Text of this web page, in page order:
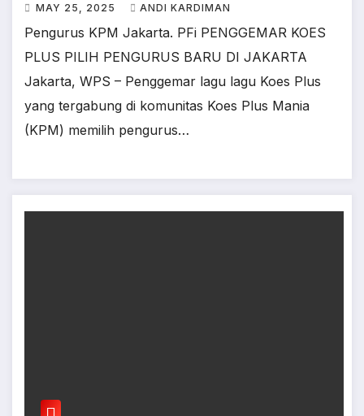
MAY 25, 2025 ANDI KARDIMAN
Pengurus KPM Jakarta. PFi PENGGEMAR KOES
PLUS PILIH PENGURUS BARU DI JAKARTA
Jakarta, WPS – Penggemar lagu lagu Koes Plus
yang tergabung di komunitas Koes Plus Mania
(KPM) memilih pengurus…